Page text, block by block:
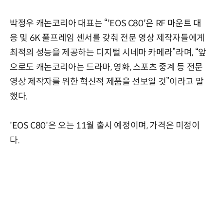
박정우 캐논코리아 대표는 “'EOS C80'은 RF 마운트 대
응 및 6K 풀프레임 센서를 갖춰 전문 영상 제작자들에게
최적의 성능을 제공하는 디지털 시네마 카메라”라며, “앞
으로도 캐논코리아는 드라마, 영화, 스포츠 중계 등 전문
영상 제작자를 위한 혁신적 제품을 선보일 것”이라고 말
했다.
'EOS C80'은 오는 11월 출시 예정이며, 가격은 미정이
다.